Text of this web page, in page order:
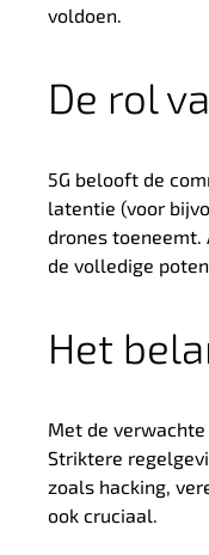
voldoen.
De rol
5G belooft de
latentie (voor
drones
de volledige
Het
Met de
Striktere
zoals hacking,
ook cruciaal.